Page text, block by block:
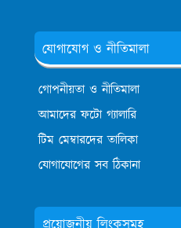
যোগাযোগ ও নীতিমালা
গোপনীয়তা ও নীতিমালা
আমাদের ফটো গ্যালারি
টিম মেম্বারদের তালিকা
যোগাযোগের সব ঠিকানা